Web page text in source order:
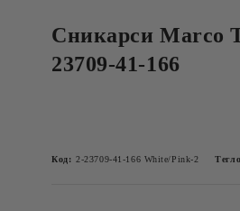
Сникарси Marco
23709-41-166
Код: 2-23709-41-166 White/Pink-2